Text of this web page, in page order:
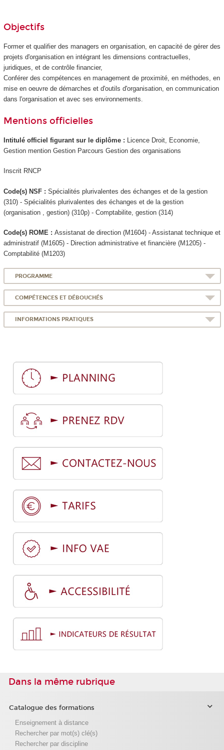
Objectifs
Former et qualifier des managers en organisation, en capacité de gérer des
projets d'organisation en intégrant les dimensions contractuelles,
juridiques, et de contrôle financier,
Conférer des compétences en management de proximité, en méthodes, en
mise en oeuvre de démarches et d'outils d'organisation, en communication
dans l'organisation et avec ses environnements.
Mentions officielles
Intitulé officiel figurant sur le diplôme :
Licence Droit, Economie,
Gestion mention Gestion Parcours Gestion des organisations
Inscrit RNCP
Code(s) NSF : Spécialités plurivalentes des échanges et de la gestion
(310) - Spécialités plurivalentes des échanges et de la gestion
(organisation , gestion) (310p) - Comptabilite, gestion (314)
Code(s) ROME : Assistanat de direction (M1604) - Assistanat technique et
administratif (M1605) - Direction administrative et financière (M1205) -
Comptabilité (M1203)
PROGRAMME
COMPÉTENCES ET DÉBOUCHÉS
INFORMATIONS PRATIQUES
Dans la même rubrique
Catalogue des formations
Enseignement à distance
Rechercher par mot(s) clé(s)
Rechercher par discipline